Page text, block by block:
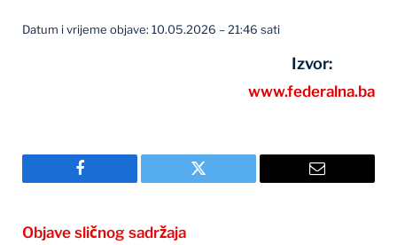
Datum i vrijeme objave: 10.05.2026 – 21:46 sati
Izvor:
www.federalna.ba
Facebook Twitter Email
Objave sličnog sadržaja